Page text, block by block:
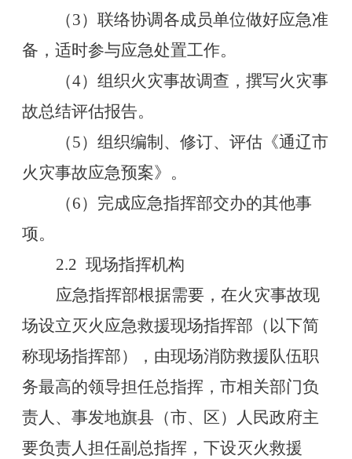
（3）联络协调各成员单位做好应急准
备，适时参与应急处置工作。
（4）组织火灾事故调查，撰写火灾事
故总结评估报告。
（5）组织编制、修订、评估《通辽市
火灾事故应急预案》。
（6）完成应急指挥部交办的其他事
项。
2.2 现场指挥机构
应急指挥部根据需要，在火灾事故现
场设立灭火应急救援现场指挥部（以下简
称现场指挥部），由现场消防救援队伍职
务最高的领导担任总指挥，市相关部门负
责人、事发地旗县（市、区）人民政府主
要负责人担任副总指挥，下设灭火救援